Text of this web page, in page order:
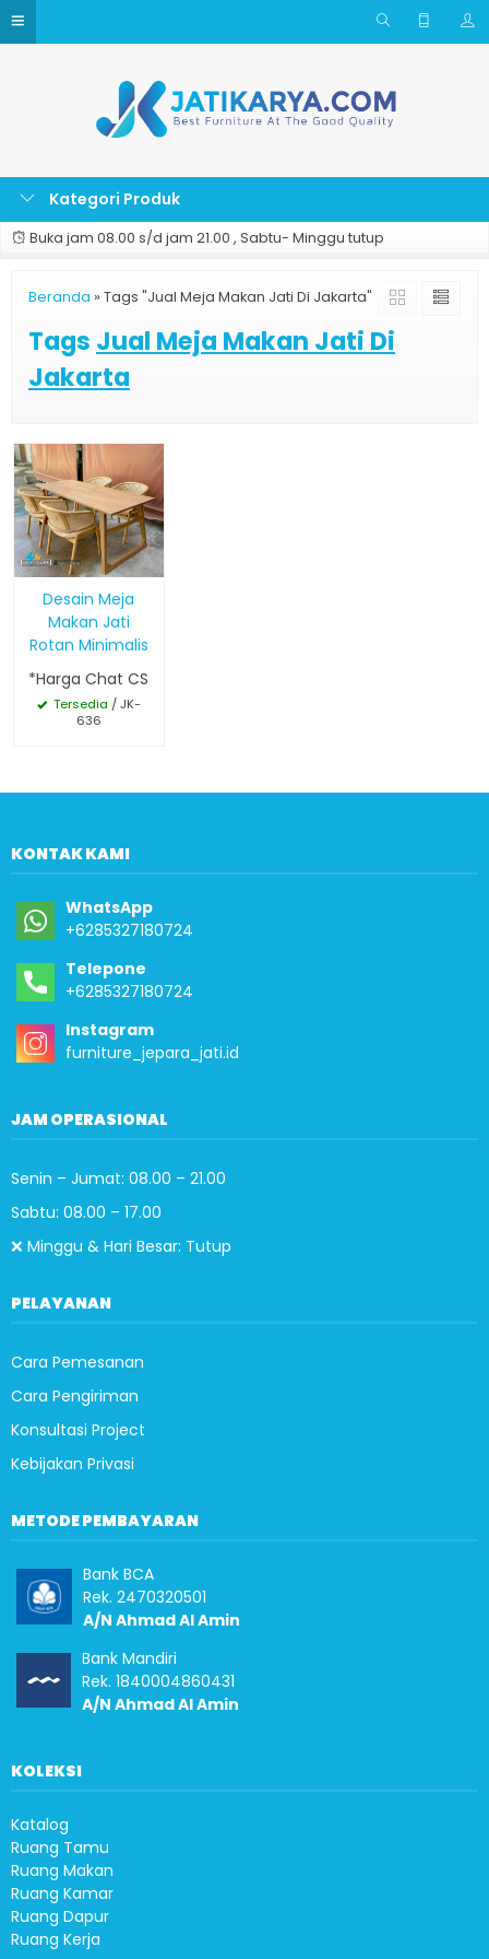
Kategori Produk
Buka jam 08.00 s/d jam 21.00 , Sabtu- Minggu tutup
Beranda » Tags "Jual Meja Makan Jati Di Jakarta"
Tags Jual Meja Makan Jati Di
Jakarta
Desain Meja
Makan Jati
Rotan Minimalis
*Harga Chat CS
Tersedia / JK-
636
KONTAK KAMI
WhatsApp
+6285327180724
Telepone
+6285327180724
Instagram
furniture_jepara_jati.id
JAM OPERASIONAL
Senin – Jumat: 08.00 – 21.00
Sabtu: 08.00 – 17.00
❌ Minggu & Hari Besar: Tutup
PELAYANAN
Cara Pemesanan
Cara Pengiriman
Konsultasi Project
Kebijakan Privasi
METODE PEMBAYARAN
Bank BCA
Rek. 2470320501
A/N Ahmad Al Amin
Bank Mandiri
Rek. 1840004860431
A/N Ahmad Al Amin
KOLEKSI
Katalog
Ruang Tamu
Ruang Makan
Ruang Kamar
Ruang Dapur
Ruang Kerja